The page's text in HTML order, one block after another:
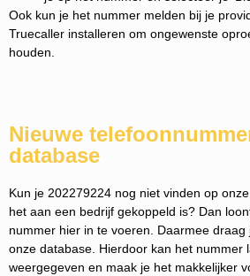
Ook kun je het nummer melden bij je
Truecaller installeren om ongewenste
houden.
Nieuwe
database
Kun je 202279224 nog niet vinden op
het aan een bedrijf gekoppeld is? Dan
nummer hier in te voeren. Daarmee draag
onze database. Hierdoor kan het nummer
weergegeven en maak je het makkelijker